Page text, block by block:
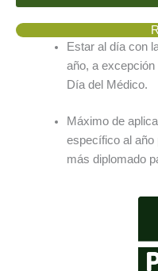
Estar al día con
año, a excepción
Día del Médico.
Máximo de
específico al año
más diplomado